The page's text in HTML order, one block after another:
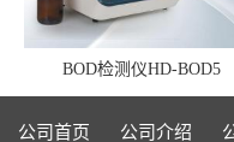
BOD检测仪HD-BOD5
公司首页 公司介绍